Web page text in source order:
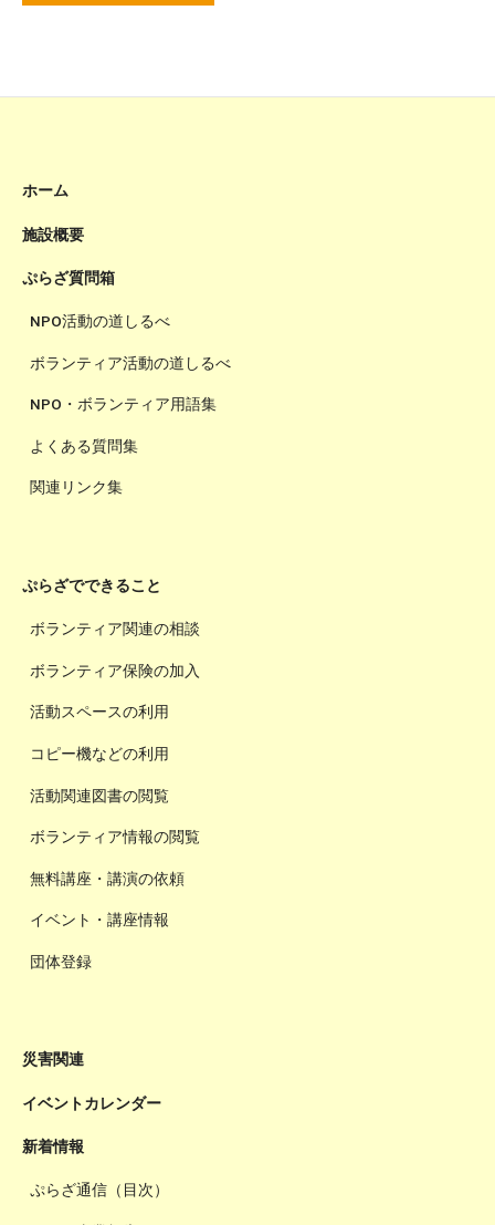
ホーム
施設概要
ぷらざ質問箱
NPO活動の道しるべ
ボランティア活動の道しるべ
NPO・ボランティア用語集
よくある質問集
関連リンク集
ぷらざでできること
ボランティア関連の相談
ボランティア保険の加入
活動スペースの利用
コピー機などの利用
活動関連図書の閲覧
ボランティア情報の閲覧
無料講座・講演の依頼
イベント・講座情報
団体登録
災害関連
イベントカレンダー
新着情報
ぷらざ通信（目次）